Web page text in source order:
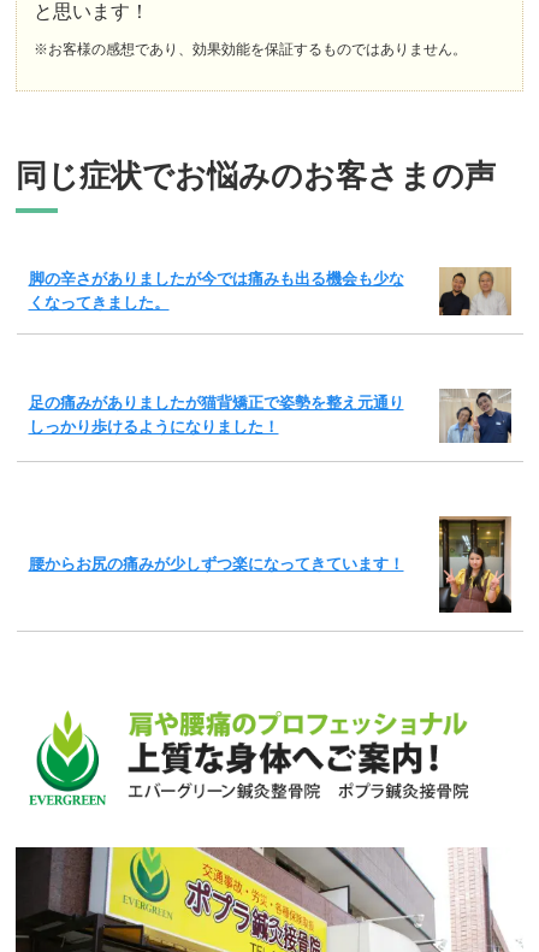
と思います！
※お客様の感想であり、効果効能を保証するものではありません。
同じ症状でお悩みのお客さまの声
脚の辛さがありましたが今では痛みも出る機会も少な
くなってきました。
足の痛みがありましたが猫背矯正で姿勢を整え元通り
しっかり歩けるようになりました！
腰からお尻の痛みが少しずつ楽になってきています！